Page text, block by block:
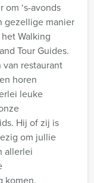
om ‘s-avonds
gezellige manier
Walking
Tour Guides.
restaurant
horen
leuke
Hij of zij is
om jullie
allerlei